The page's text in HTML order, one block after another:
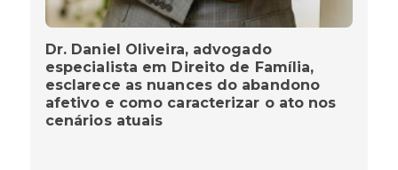
Dr. Daniel Oliveira, advogado
especialista em Direito de Família,
esclarece as nuances do abandono
afetivo e como caracterizar o ato nos
cenários atuais